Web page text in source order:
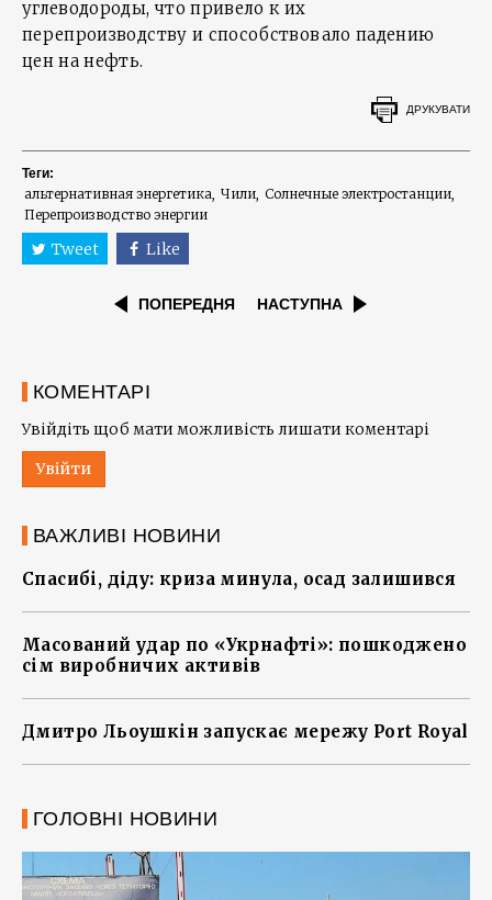
углеводороды, что привело к их
перепроизводству и способствовало падению
цен на нефть.
ДРУКУВАТИ
Теги:
альтернативная энергетика Чили Солнечные электростанции
Перепроизводство энергии
Tweet Like
ПОПЕРЕДНЯ НАСТУПНА
КОМЕНТАРІ
Увійдіть щоб мати можливість лишати коментарі
Увійти
ВАЖЛИВІ НОВИНИ
Спасибі, діду: криза минула, осад залишився
Масований удар по «Укрнафті»: пошкоджено
сім виробничих активів
Дмитро Льоушкін запускає мережу Port Royal
ГОЛОВНІ НОВИНИ